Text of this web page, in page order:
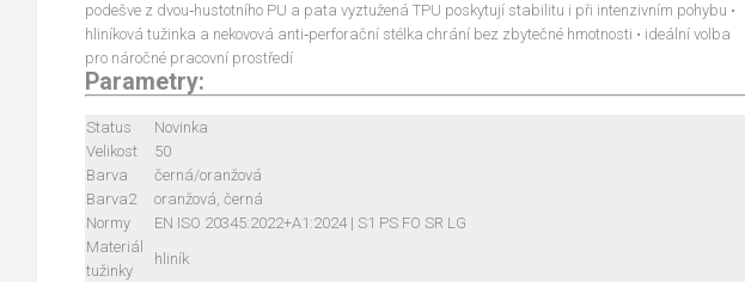
podešve z dvou‑hustotního PU a pata vyztužená TPU poskytují stabilitu i při intenzivním pohybu •
hliníková tužinka a nekovová anti‑perforační stélka chrání bez zbytečné hmotnosti • ideální volba
pro náročné pracovní prostředí
Parametry:
Status
Novinka
Velikost
50
Barva
černá/oranžová
Barva2
oranžová, černá
Normy
EN ISO 20345:2022+A1:2024 | S1 PS FO SR LG
Materiál
tužinky
hliník